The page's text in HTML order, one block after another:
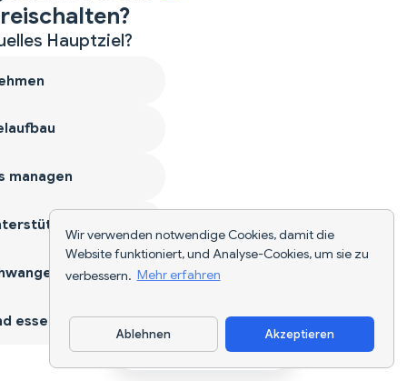
Wir verwenden notwendige Cookies, damit die
Website funktioniert, und Analyse-Cookies, um sie zu
verbessern. Mehr erfahren
Ablehnen Akzeptieren
App herunterladen
Hauptziel?
managen
essen